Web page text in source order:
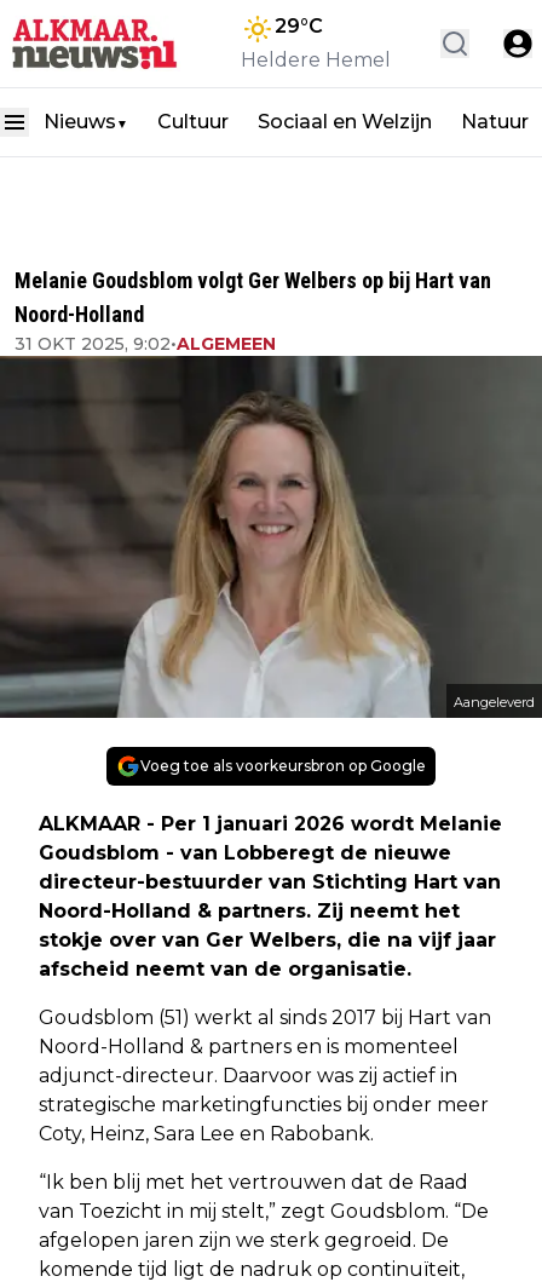
29°C
Heldere Hemel
Nieuws ▼ Cultuur Sociaal en Welzijn Natuur
Melanie Goudsblom volgt Ger Welbers op bij Hart van
Noord-Holland
31 OKT 2025, 9:02•ALGEMEEN
Aangeleverd
Voeg toe als voorkeursbron op Google
ALKMAAR - Per 1 januari 2026 wordt Melanie
Goudsblom - van Lobberegt de nieuwe
directeur-bestuurder van Stichting Hart van
Noord-Holland & partners. Zij neemt het
stokje over van Ger Welbers, die na vijf jaar
afscheid neemt van de organisatie.
Goudsblom (51) werkt al sinds 2017 bij Hart van
Noord-Holland & partners en is momenteel
adjunct-directeur. Daarvoor was zij actief in
strategische marketingfuncties bij onder meer
Coty, Heinz, Sara Lee en Rabobank.
“Ik ben blij met het vertrouwen dat de Raad
van Toezicht in mij stelt,” zegt Goudsblom. “De
afgelopen jaren zijn we sterk gegroeid. De
komende tijd ligt de nadruk op continuïteit,